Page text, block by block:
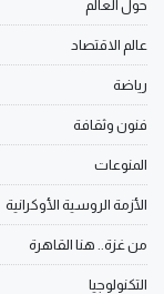
حول العالم
عالم الاقتصاد
رياضة
فنون وثقافة
المنوعات
الأزمة الروسية الأوكرانية
من غزة.. هنا القاهرة
التكنولوجيا